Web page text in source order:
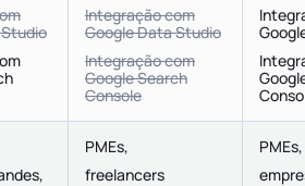
Integração com
Google Data Studio
Integração com
Google Search
Console
PMEs,
freelancers
PMEs,